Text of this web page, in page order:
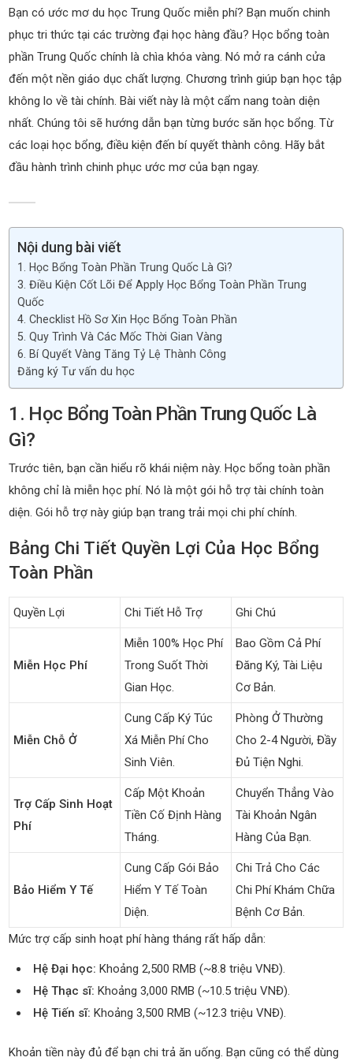
Bạn có ước mơ du học Trung Quốc miễn phí? Bạn muốn chinh
phục tri thức tại các trường đại học hàng đầu? Học bổng toàn
phần Trung Quốc chính là chìa khóa vàng. Nó mở ra cánh cửa
đến một nền giáo dục chất lượng. Chương trình giúp bạn học tập
không lo về tài chính. Bài viết này là một cẩm nang toàn diện
nhất. Chúng tôi sẽ hướng dẫn bạn từng bước săn học bổng. Từ
các loại học bổng, điều kiện đến bí quyết thành công. Hãy bắt
đầu hành trình chinh phục ước mơ của bạn ngay.
Nội dung bài viết
1. Học Bổng Toàn Phần Trung Quốc Là Gì?
3. Điều Kiện Cốt Lõi Để Apply Học Bổng Toàn Phần Trung
Quốc
4. Checklist Hồ Sơ Xin Học Bổng Toàn Phần
5. Quy Trình Và Các Mốc Thời Gian Vàng
6. Bí Quyết Vàng Tăng Tỷ Lệ Thành Công
Đăng ký Tư vấn du học
1. Học Bổng Toàn Phần Trung Quốc Là
Gì?
Trước tiên, bạn cần hiểu rõ khái niệm này. Học bổng toàn phần
không chỉ là miễn học phí. Nó là một gói hỗ trợ tài chính toàn
diện. Gói hỗ trợ này giúp bạn trang trải mọi chi phí chính.
Bảng Chi Tiết Quyền Lợi Của Học Bổng
Toàn Phần
Quyền Lợi Chi Tiết Hỗ Trợ Ghi Chú
Miễn Học Phí
Miễn 100% Học Phí
Trong Suốt Thời
Gian Học.
Bao Gồm Cả Phí
Đăng Ký, Tài Liệu
Cơ Bản.
Miễn Chỗ Ở
Cung Cấp Ký Túc
Xá Miễn Phí Cho
Sinh Viên.
Phòng Ở Thường
Cho 2-4 Người, Đầy
Đủ Tiện Nghi.
Trợ Cấp Sinh Hoạt
Phí
Cấp Một Khoản
Tiền Cố Định Hàng
Tháng.
Chuyển Thẳng Vào
Tài Khoản Ngân
Hàng Của Bạn.
Bảo Hiểm Y Tế
Cung Cấp Gói Bảo
Hiểm Y Tế Toàn
Diện.
Chi Trả Cho Các
Chi Phí Khám Chữa
Bệnh Cơ Bản.
Mức trợ cấp sinh hoạt phí hàng tháng rất hấp dẫn:
Hệ Đại học: Khoảng 2,500 RMB (~8.8 triệu VNĐ).
Hệ Thạc sĩ: Khoảng 3,000 RMB (~10.5 triệu VNĐ).
Hệ Tiến sĩ: Khoảng 3,500 RMB (~12.3 triệu VNĐ).
Khoản tiền này đủ để bạn chi trả ăn uống. Bạn cũng có thể dùng